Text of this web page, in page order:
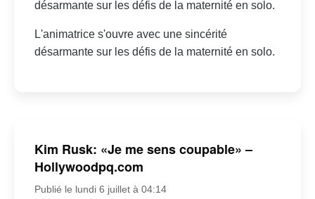
désarmante sur les défis de la maternité en solo.
L'animatrice s'ouvre avec une sincérité
désarmante sur les défis de la maternité en solo.
Kim Rusk: «Je me sens coupable» –
Hollywoodpq.com
Publié le lundi 6 juillet à 04:14